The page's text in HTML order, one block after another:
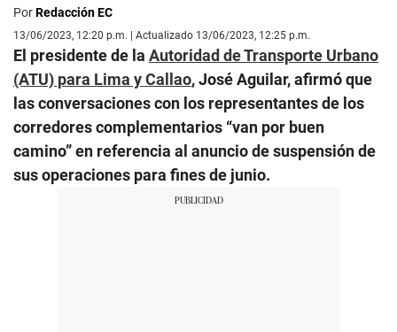
PorRedacción EC
13/06/2023, 12:20 p.m. | Actualizado 13/06/2023, 12:25 p.m.
El presidente de la Autoridad de Transporte Urbano
(ATU) para Lima y Callao, José Aguilar, afirmó que
las conversaciones con los representantes de los
corredores complementarios “van por buen
camino” en referencia al anuncio de suspensión de
sus operaciones para fines de junio.